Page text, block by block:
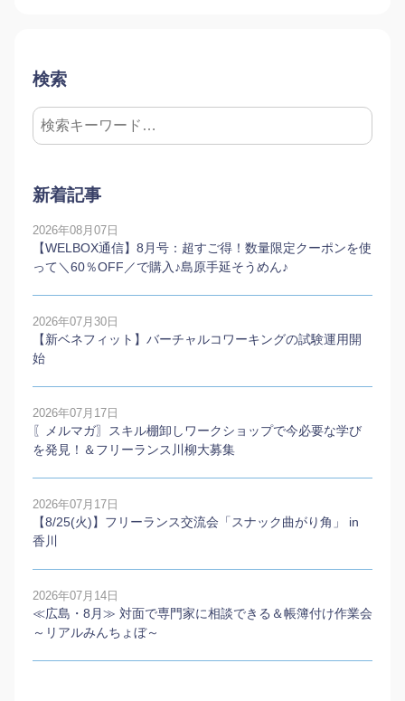
検索
新着記事
2026年08月07日
【WELBOX通信】8月号：超すご得！数量限定クーポンを使
って＼60％OFF／で購入♪島原手延そうめん♪
2026年07月30日
【新ベネフィット】バーチャルコワーキングの試験運用開
始
2026年07月17日
〖メルマガ〗スキル棚卸しワークショップで今必要な学び
を発見！＆フリーランス川柳大募集
2026年07月17日
【8/25(火)】フリーランス交流会「スナック曲がり角」 in
香川
2026年07月14日
≪広島・8月≫ 対面で専門家に相談できる＆帳簿付け作業会
～リアルみんちょぼ～